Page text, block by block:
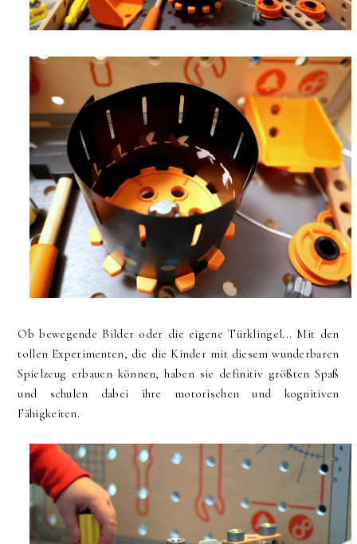
Ob bewegende Bilder oder die eigene Türklingel... Mit den
tollen Experimenten, die die Kinder mit diesem wunderbaren
Spielzeug erbauen können, haben sie definitiv größten Spaß
und schulen dabei ihre motorischen und kognitiven
Fähigkeiten.